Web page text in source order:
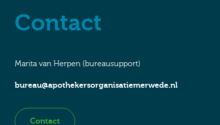
Contact
Marita van Herpen (bureausupport)
bureau@apothekersorganisatiemerwede.nl
Contact